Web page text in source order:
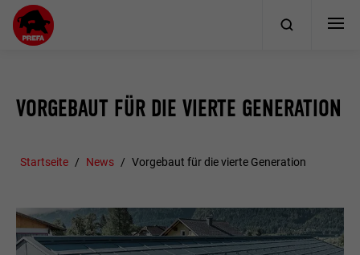
VORGEBAUT FÜR DIE VIERTE GENERATION
Startseite News Vorgebaut für die vierte Generation